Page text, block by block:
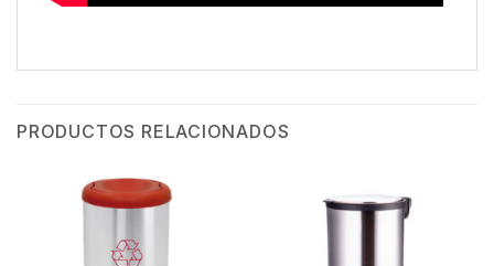
PRODUCTOS RELACIONADOS